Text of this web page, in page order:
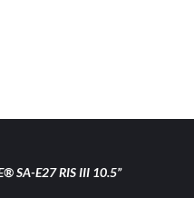
SA-E27 RIS III 10.5”